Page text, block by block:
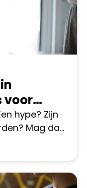
voor
hype? Zijn
Mag dan
wel!
inclusief